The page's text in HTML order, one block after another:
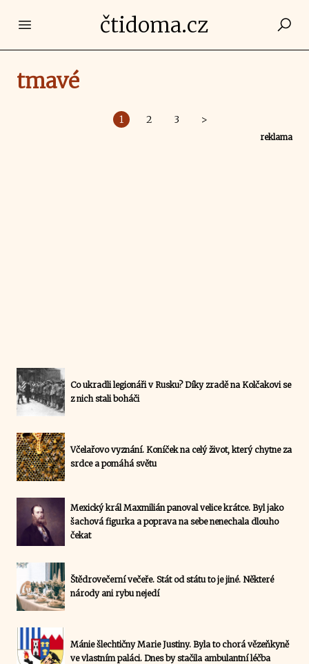
Open main menučtidoma.cz
tmavé
1 2 3 >
reklama
Co ukradli legionáři v Rusku? Díky zradě na Kolčakovi se
z nich stali boháči
Včelařovo vyznání. Koníček na celý život, který chytne za
srdce a pomáhá světu
Mexický král Maxmilián panoval velice krátce. Byl jako
šachová figurka a poprava na sebe nenechala dlouho
čekat
Štědrovečerní večeře. Stát od státu to je jiné. Některé
národy ani rybu nejedí
Mánie šlechtičny Marie Justiny. Byla to chorá vězeňkyně
ve vlastním paláci. Dnes by stačila ambulantní léčba